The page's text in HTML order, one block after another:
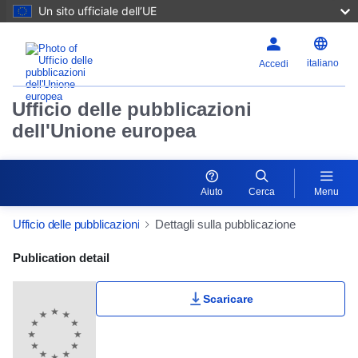
Un sito ufficiale dell’UE
Accedi italiano
Ufficio delle pubblicazioni
dell'Unione europea
Aiuto Cerca Menu
Ufficio delle pubblicazioni Dettagli sulla pubblicazione
Publication Detail Actions Portlet
Publication detail
Scaricare